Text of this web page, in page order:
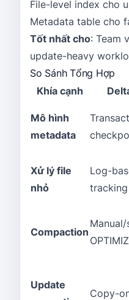
File-level index cho
Metadata table cho
Tốt nhất cho: Team
update-heavy
So Sánh Tổng Hợp
Khía cạnh
Mô hình
metadata
Xử lý file
nhỏ
Log-
tracking
Compaction
Update
Copy-